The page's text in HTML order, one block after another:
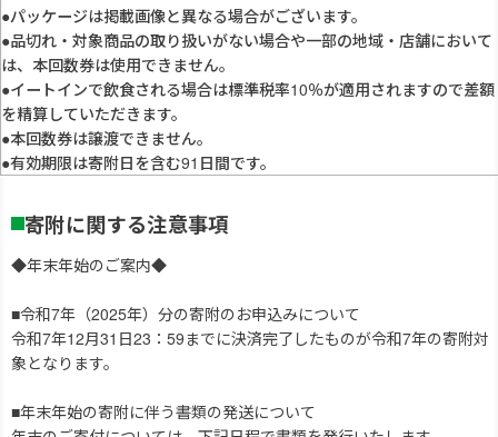
●パッケージは掲載画像と異なる場合がございます。
●品切れ・対象商品の取り扱いがない場合や一部の地域・店舗において
は、本回数券は使用できません。
●イートインで飲食される場合は標準税率10％が適用されますので差額
を精算していただきます。
●本回数券は譲渡できません。
●有効期限は寄附日を含む91日間です。
寄附に関する注意事項
◆年末年始のご案内◆
■令和7年（2025年）分の寄附のお申込みについて
令和7年12月31日23：59までに決済完了したものが令和7年の寄附対
象となります。
■年末年始の寄附に伴う書類の発送について